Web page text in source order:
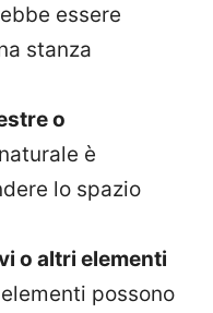
essere
stanza
o
è
lo spazio
o altri elementi
possono